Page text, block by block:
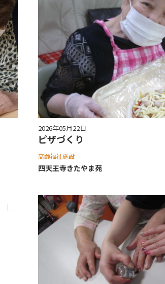
2026年05月22日
ピザづくり
高齢福祉施設
四天王寺きたやま苑